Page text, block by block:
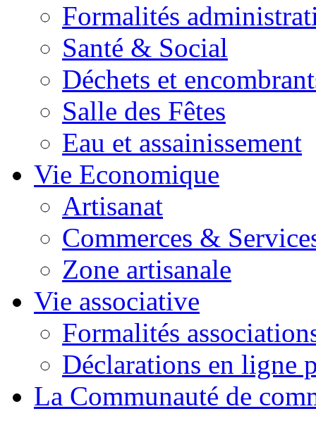
Formalités
Santé & Social
Déchets et
Salle des Fêtes
Eau et assainissement
Vie Economique
Artisanat
Commerces &
Zone artisanale
Vie associative
Formalités
Déclarations en ligne
La Communauté de